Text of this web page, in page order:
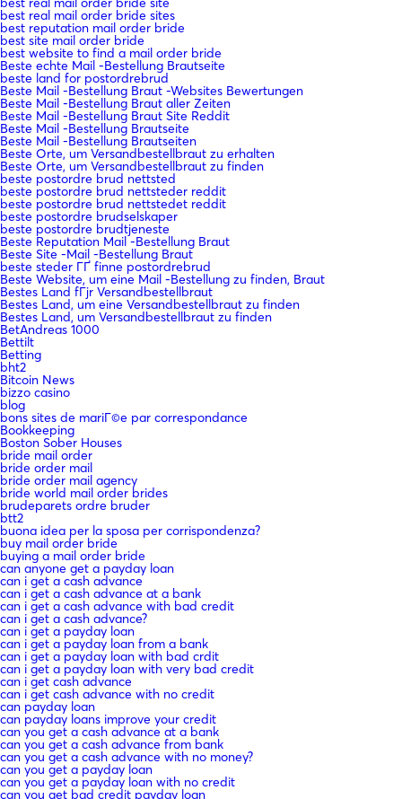
best real mail order bride sites
best reputation mail order bride
best site mail order bride
best website to find a mail order bride
Beste echte Mail -Bestellung Brautseite
beste land for postordrebrud
Beste Mail -Bestellung Braut -Websites Bewertungen
Beste Mail -Bestellung Braut aller Zeiten
Beste Mail -Bestellung Braut Site Reddit
Beste Mail -Bestellung Brautseite
Beste Mail -Bestellung Brautseiten
Beste Orte, um Versandbestellbraut zu erhalten
Beste Orte, um Versandbestellbraut zu finden
beste postordre brud nettsted
beste postordre brud nettsteder reddit
beste postordre brud nettstedet reddit
beste postordre brudselskaper
beste postordre brudtjeneste
Beste Reputation Mail -Bestellung Braut
Beste Site -Mail -Bestellung Braut
beste steder ГҐ finne postordrebrud
Beste Website, um eine Mail -Bestellung zu finden, Braut
Bestes Land fГјr Versandbestellbraut
Bestes Land, um eine Versandbestellbraut zu finden
Bestes Land, um Versandbestellbraut zu finden
BetAndreas 1000
Bettilt
Betting
bht2
Bitcoin News
bizzo casino
blog
bons sites de mariГ©e par correspondance
Bookkeeping
Boston Sober Houses
bride mail order
bride order mail
bride order mail agency
bride world mail order brides
brudeparets ordre bruder
btt2
buona idea per la sposa per corrispondenza?
buy mail order bride
buying a mail order bride
can anyone get a payday loan
can i get a cash advance
can i get a cash advance at a bank
can i get a cash advance with bad credit
can i get a cash advance?
can i get a payday loan
can i get a payday loan from a bank
can i get a payday loan with bad crdit
can i get a payday loan with very bad credit
can i get cash advance
can i get cash advance with no credit
can payday loan
can payday loans improve your credit
can you get a cash advance at a bank
can you get a cash advance from bank
can you get a cash advance with no money?
can you get a payday loan
can you get a payday loan with no credit
can you get bad credit payday loan